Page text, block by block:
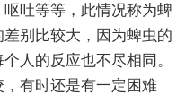
吐等等，此情况称为蜱
别比较大，因为蜱虫的
人的反应也不尽相同。
有时还是有一定困难